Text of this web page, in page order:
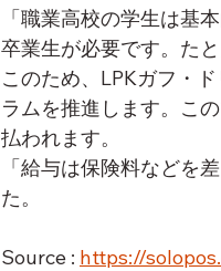
「職業高校の学生は基
卒業生が必要です。た
このため、LPKガフ・
ラムを推進します。こ
払われます。
「給与は保険料などを
た。
Source : https://